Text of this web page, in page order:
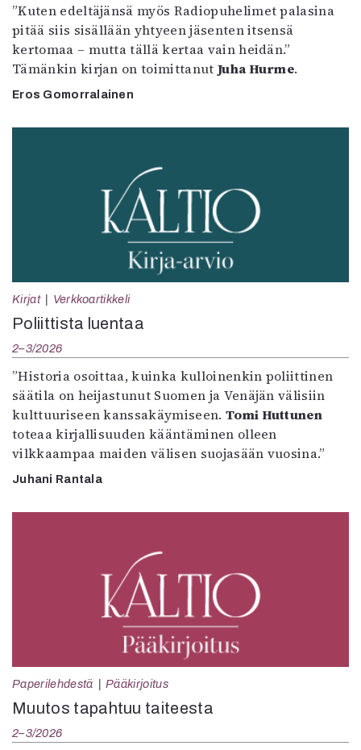
”Kuten edeltäjänsä myös Radiopuhelimet palasina
pitää siis sisällään yhtyeen jäsenten itsensä
kertomaa – mutta tällä kertaa vain heidän.”
Tämänkin kirjan on toimittanut Juha Hurme.
Eros Gomorralainen
Kirjat Verkkoartikkeli
Poliittista luentaa
2–3/2026
”Historia osoittaa, kuinka kulloinenkin poliittinen
säätila on heijastunut Suomen ja Venäjän välisiin
kulttuuriseen kanssakäymiseen. Tomi Huttunen
toteaa kirjallisuuden kääntäminen olleen
vilkkaampaa maiden välisen suojasään vuosina.”
Juhani Rantala
Paperilehdestä Pääkirjoitus
Muutos tapahtuu taiteesta
2–3/2026